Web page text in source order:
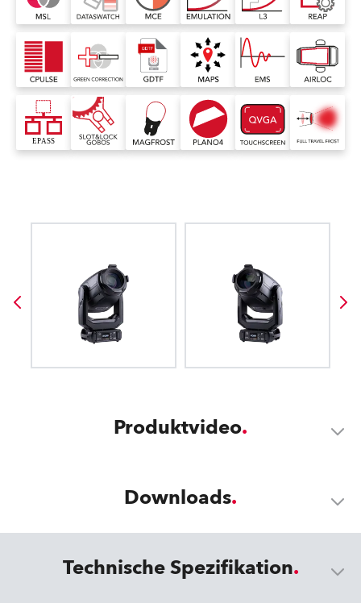
Produktvideo
Downloads
Technische Spezifikation